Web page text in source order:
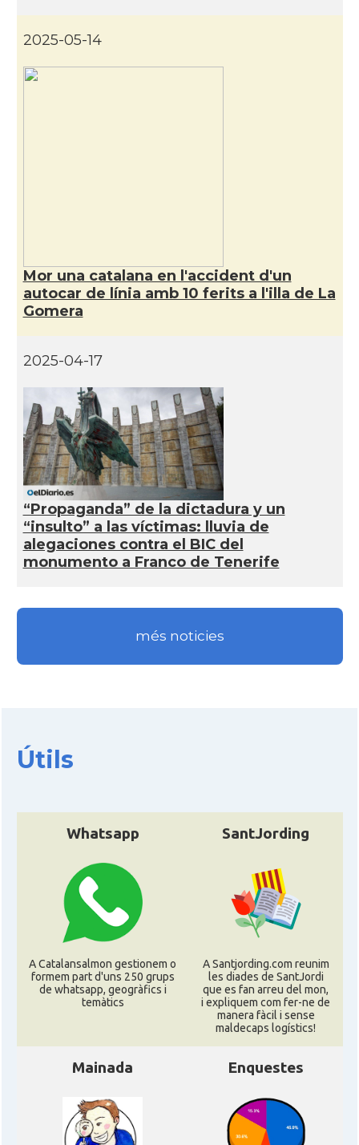
2025-05-14
Mor una catalana en l'accident d'un
autocar de línia amb 10 ferits a l'illa de La
Gomera
2025-04-17
“Propaganda” de la dictadura y un
“insulto” a las víctimas: lluvia de
alegaciones contra el BIC del
monumento a Franco de Tenerife
més noticies
Útils
Whatsapp
A Catalansalmon gestionem o
formem part d'uns 250 grups
de whatsapp, geogràfics i
temàtics
SantJording
A Santjording.com reunim
les diades de SantJordi
que es fan arreu del mon,
i expliquem com fer-ne de
manera fàcil i sense
maldecaps logí­stics!
Mainada Enquestes